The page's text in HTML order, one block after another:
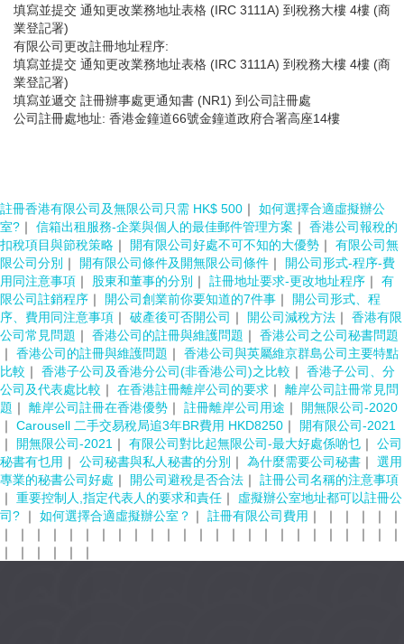
填寫並提交 通知更改業務地址表格 (IRC 3111A) 到稅務大樓 4樓 (商
業登記署)
有限公司更改註冊地址程序:
填寫並提交 通知更改業務地址表格 (IRC 3111A) 到稅務大樓 4樓 (商
業登記署)
填寫並遞交 註冊辦事處更通知書 (NR1) 到公司註冊處
公司註冊處地址: 香港金鐘道66號金鐘道政府合署高座14樓
註冊香港有限公司及無限公司只需 HK$ 500 ｜ 如何選擇合適虛擬辦公
室? ｜ 信箱出租服務-企業與個人的最佳郵件管理方案 ｜ 香港公司報稅的
扣稅項目與節稅策略 ｜ 開有限公司好處不可不知的大優勢 ｜ 有限公司無
限公司分別 ｜ 開有限公司條件及開無限公司條件 ｜ 開公司形式-程序-費
用同注意事項 ｜ 股東和董事的分別 ｜ 註冊地址要求-更改地址程序 ｜ 有
限公司註銷程序 ｜ 開公司創業前你要知道的7件事 ｜ 開公司形式、程
序、費用同注意事項 ｜ 破產後可否開公司 ｜ 開公司減稅方法 ｜ 香港有限
公司常見問題 ｜ 香港公司的註冊與維護問題 ｜ 香港公司之公司秘書問題
｜ 香港公司的註冊與維護問題 ｜ 香港公司與英屬維京群島公司主要特點
比較 ｜ 香港子公司及香港分公司(非香港公司)之比較 ｜ 香港子公司、分
公司及代表處比較 ｜ 在香港註冊離岸公司的要求 ｜ 離岸公司註冊常見問
題 ｜ 離岸公司註冊在香港優勢 ｜ 註冊離岸公司用途 ｜ 開無限公司-2020
｜ Carousell 二手交易稅局追3年BR費用 HKD8250 ｜ 開有限公司-2021
｜ 開無限公司-2021 ｜ 有限公司對比起無限公司-最大好處係啲乜 ｜ 公司
秘書有乜用 ｜ 公司秘書與私人秘書的分別 ｜ 為什麼需要公司秘書 ｜ 選用
專業的秘書公司好處 ｜ 開公司避稅是否合法 ｜ 註冊公司名稱的注意事項
｜ 重要控制人,指定代表人的要求和責任 ｜ 虛擬辦公室地址都可以註冊公
司?
｜ 如何選擇合適虛擬辦公室？ ｜ 註冊有限公司費用 ｜ ｜ ｜ ｜ ｜
｜
｜
｜ ｜ ｜ ｜ ｜ ｜ ｜ ｜ ｜ ｜ ｜ ｜ ｜ ｜ ｜ ｜ ｜ ｜ ｜ ｜ ｜ ｜ ｜
｜
｜
｜ ｜ ｜ ｜ ｜